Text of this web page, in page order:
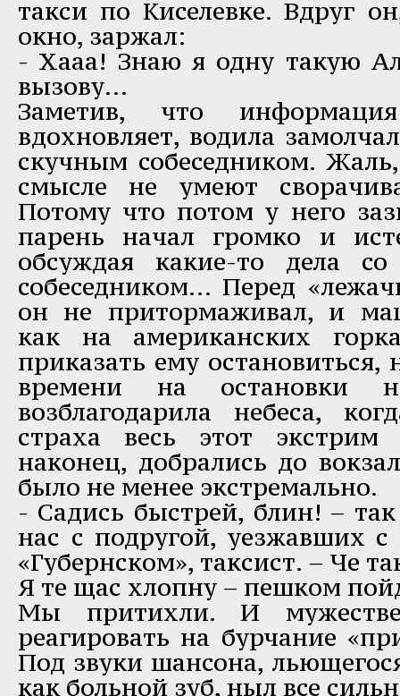
такси по Киселевке. Вдруг
окно, заржал:
- Хааа! Знаю я одну такую
вызову…
Заметив, что
вдохновляет, водила
скучным собеседником.
смысле не умеют
Потому что потом у него
парень начал громко и
обсуждая какие-то дела
собеседником… Перед
он не притормаживал, и
как на американских
приказать ему
времени на
возблагодарила небеса,
страха весь этот
наконец, добрались до
было не менее экстремально.
- Садись быстрей, блин! – так
нас с подругой, уезжавших с
«Губернском», таксист. – Че
Я те щас хлопну – пешком
Мы притихли. И
реагировать на бурчание
Под звуки шансона,
как больной зуб, ныл все